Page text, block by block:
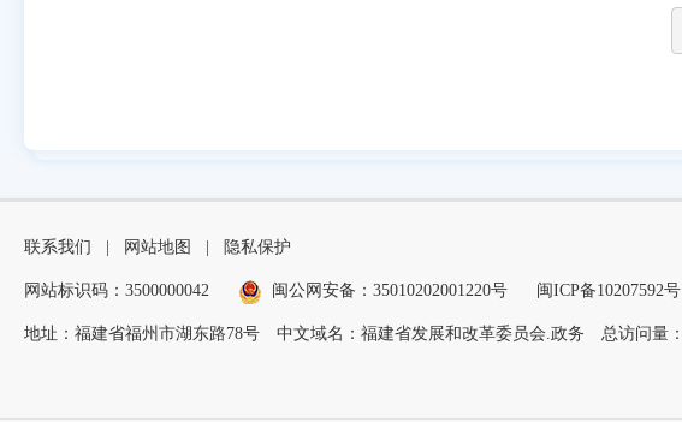
联系我们 网站地图 隐私保护
网站标识码：3500000042 闽公网安备：35010202001220号 闽ICP备10207592号
地址：福建省福州市湖东路78号 中文域名：福建省发展和改革委员会.政务 总访问量：